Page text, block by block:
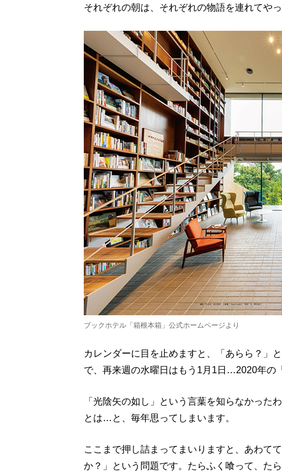
それぞれの朝は、それぞれの物語を連れてやっ
ブックホテル「箱根本箱」公式ホームページより
カレンダーに目を止めますと、「あらら？」
で、再来週の水曜日はもう1月1日…2020年の
「光陰矢の如し」という言葉を知らなかった
とは…と、毎年思ってしまいます。
ここまで押し詰まってまいりますと、あわて
か？」という問題です。たらふく喰って、た